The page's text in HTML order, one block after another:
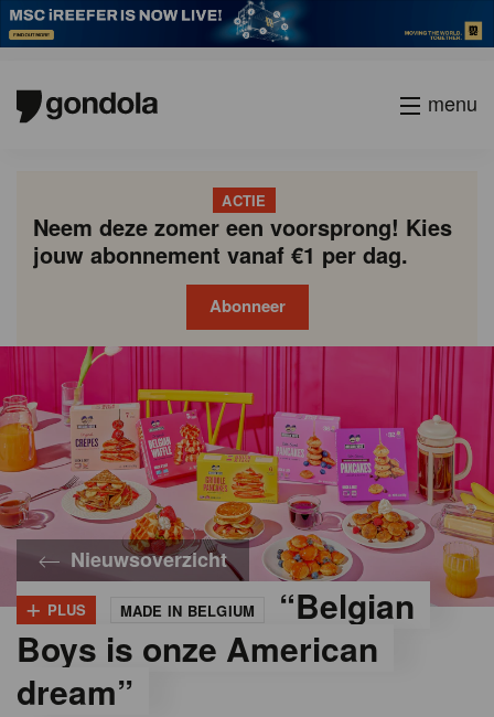
menu
ACTIE
Neem deze zomer een voorsprong! Kies
jouw abonnement vanaf €1 per dag.
Abonneer
Nieuwsoverzicht
+ PLUS MADE IN BELGIUM
“Belgian
Boys is onze American
dream”
Belgian
Boys
academy